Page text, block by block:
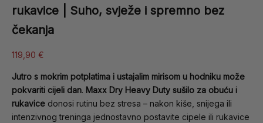
rukavice | Suho, svježe i spremno bez
čekanja
119,90 €
Jutro s mokrim potplatima i ustajalim mirisom u hodniku može
pokvariti cijeli dan. Maxx Dry Heavy Duty sušilo za obuću i
rukavice donosi rutinu bez stresa – nakon kiše, snijega ili
intenzivnog treninga jednostavno postavite cipele ili rukavice